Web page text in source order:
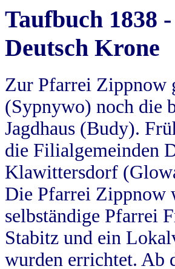
Taufbuch 1838
Deutsch Krone
Zur Pfarrei Zippnow
(Sypnywo) noch die
Jagdhaus (Budy).
die Filialgemeinden
Klawittersdorf
Die Pfarrei Zippnow
selbständige Pfarrei
Stabitz und ein
wurden errichtet. Ab